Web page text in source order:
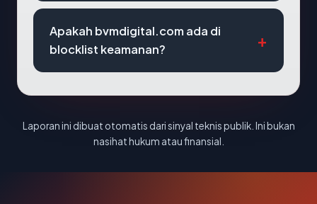
Apakah bvmdigital.com ada di
blocklist keamanan?
Laporan ini dibuat otomatis dari sinyal teknis publik. Ini bukan
nasihat hukum atau finansial.